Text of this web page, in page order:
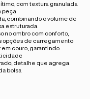
com textura granulada
peça
combinando o volume de
estruturada
no ombro com conforto,
opções de carregamento
em couro, garantindo
detalhe que agrega
bolsa